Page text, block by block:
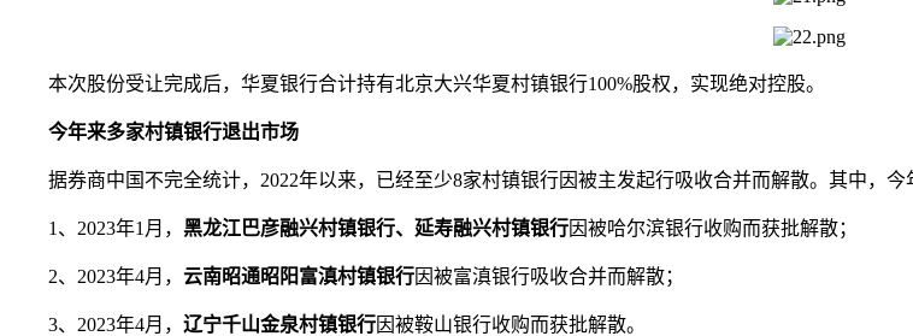
本次股份受让完成后，华夏银行合计持有北京大兴华夏村镇银行100%股权，实现绝对控股。
今年来多家村镇银行退出市场
据券商中国不完全统计，2022年以来，已经至少8家村镇银行因被主发起行吸收合并而解散。其中，今
1、2023年1月， 黑龙江巴彦融兴村镇银行、延寿融兴村镇银行因被哈尔滨银行收购而获批解散；
2、2023年4月， 云南昭通昭阳富滇村镇银行因被富滇银行吸收合并而解散；
3、2023年4月， 辽宁千山金泉村镇银行因被鞍山银行收购而获批解散。